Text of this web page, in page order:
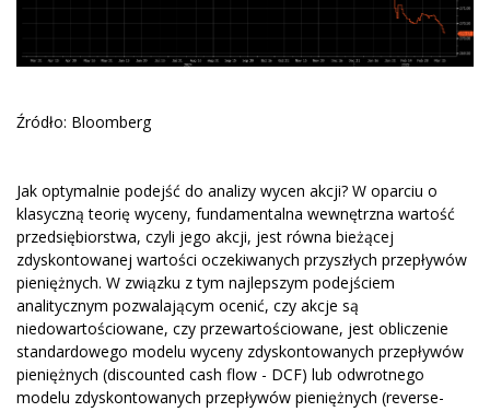
Źródło: Bloomberg
Jak optymalnie podejść do analizy wycen akcji? W oparciu o
klasyczną teorię wyceny, fundamentalna wewnętrzna wartość
przedsiębiorstwa, czyli jego akcji, jest równa bieżącej
zdyskontowanej wartości oczekiwanych przyszłych przepływów
pieniężnych. W związku z tym najlepszym podejściem
analitycznym pozwalającym ocenić, czy akcje są
niedowartościowane, czy przewartościowane, jest obliczenie
standardowego modelu wyceny zdyskontowanych przepływów
pieniężnych (discounted cash flow - DCF) lub odwrotnego
modelu zdyskontowanych przepływów pieniężnych (reverse-